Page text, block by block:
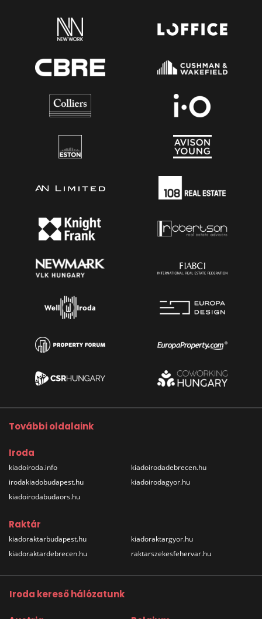
További oldalaink
Iroda
kiadoiroda.info
irodakiadobudapest.hu
kiadoirodabudaors.hu
kiadoirodadebrecen.hu
kiadoirodagyor.hu
Raktár
kiadoraktarbudapest.hu
kiadoraktardebrecen.hu
kiadoraktargyor.hu
raktarszekesfehervar.hu
Iroda kereső hálózatunk